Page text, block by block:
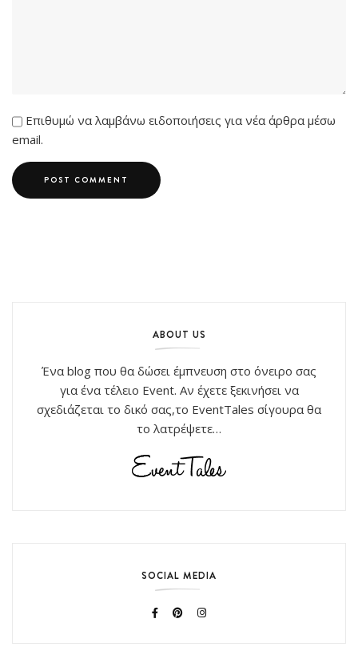
Επιθυμώ να λαμβάνω ειδοποιήσεις για νέα άρθρα μέσω
email.
ABOUT US
Ένα blog που θα δώσει έμπνευση στο όνειρο σας
για ένα τέλειο Event. Αν έχετε ξεκινήσει να
σχεδιάζεται το δικό σας,το EventTales σίγουρα θα
το λατρέψετε…
SOCIAL MEDIA